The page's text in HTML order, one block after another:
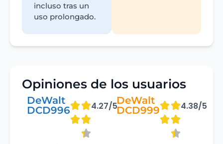
incluso tras un
uso prolongado.
Opiniones de los usuarios
DeWalt
DCD996
4.27/5DeWalt
DCD999
4.38/5